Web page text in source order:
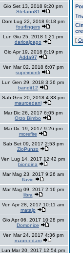
Gio Set 13, 2018 9:20 pm
Stefano81
Dom Lug 22, 2018 9:18 pm
fourfingers
Lun Giu 25, 2018 1:21 pm
darioalpago
Gio Apr 19, 2018 8:19 pm
Adda97
Ven Mar 02, 2018 6:07 pm
supeimonti
Lun Gen 29, 2018 3:36 pm
bandit12
Sab Gen 20, 2018 4:33 pm
mauroedani
Mar Dic 26, 2017 6:05 pm
Orzo Bimbo
Mar Dic 19, 2017 9:26 pm
morefire
Sab Set 09, 2017 2:53 pm
ZioPunzo
Ven Lug 14, 2017 12:42 pm
biondina
Mar Mag 23, 2017 9:26 am
flavio
Mar Mag 09, 2017 2:16 pm
libra
Ven Apr 28, 2017 10:11 am
matalp
Gio Apr 06, 2017 10:28 pm
Domonice
Ven Mar 24, 2017 4:36 pm
mauroedani
Lun Mar 20, 2017 12:54 pm
[